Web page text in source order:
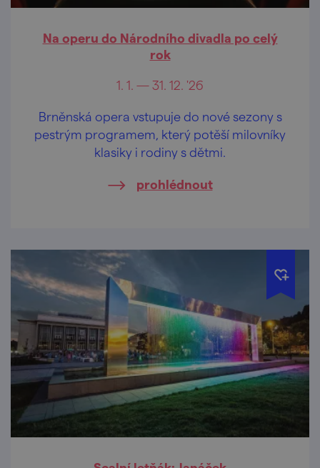
Na operu do Národního divadla po celý
rok
1. 1. — 31. 12. '26
Brněnská opera vstupuje do nové sezony s
pestrým programem, který potěší milovníky
klasiky i rodiny s dětmi.
prohlédnout